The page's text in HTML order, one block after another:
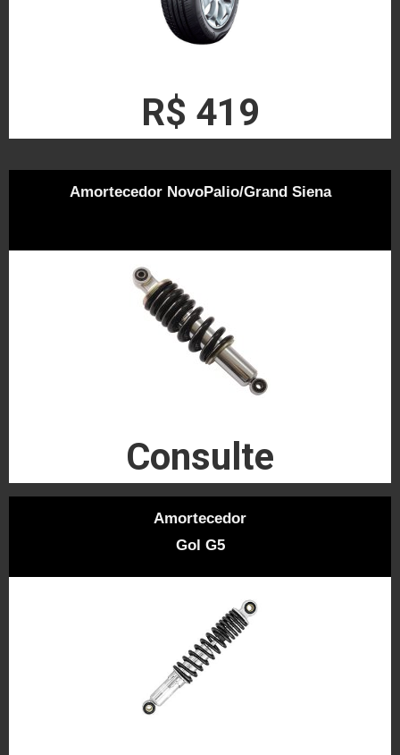
R$ 419
Amortecedor NovoPalio/Grand Siena
Consulte
Amortecedor
Gol G5